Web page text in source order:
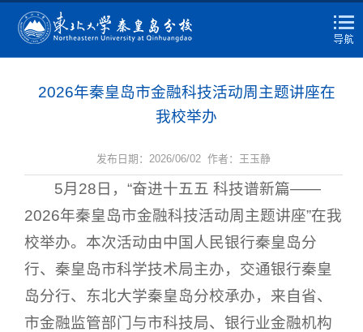
2026年秦皇岛市金融科技活动周主题讲座在
我校举办
发布日期：2026/06/02 作者：王玉静
5月28日，“奋进十五五 科技谱新篇——
2026年秦皇岛市金融科技活动周主题讲座”在我
校举办。本次活动由中国人民银行秦皇岛分
行、秦皇岛市科学技术局主办，交通银行秦皇
岛分行、东北大学秦皇岛分校承办，来自省、
市金融监管部门与市科技局、银行业金融机构